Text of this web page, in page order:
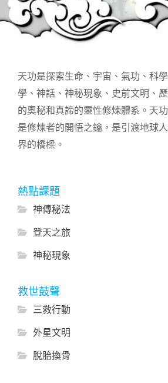
天功是探索生命、宇宙、氣功、科
學、神話、神秘現象、史前文明、
的奧秘和真諦的靈性修煉體系。天
是修煉者的開悟之鑰，是引渡地球
界的橋樑。
熱點課題
神傳秘法
登天之旅
神秘現象
救世鼓聲
三救行動
外星文明
脫胎換骨